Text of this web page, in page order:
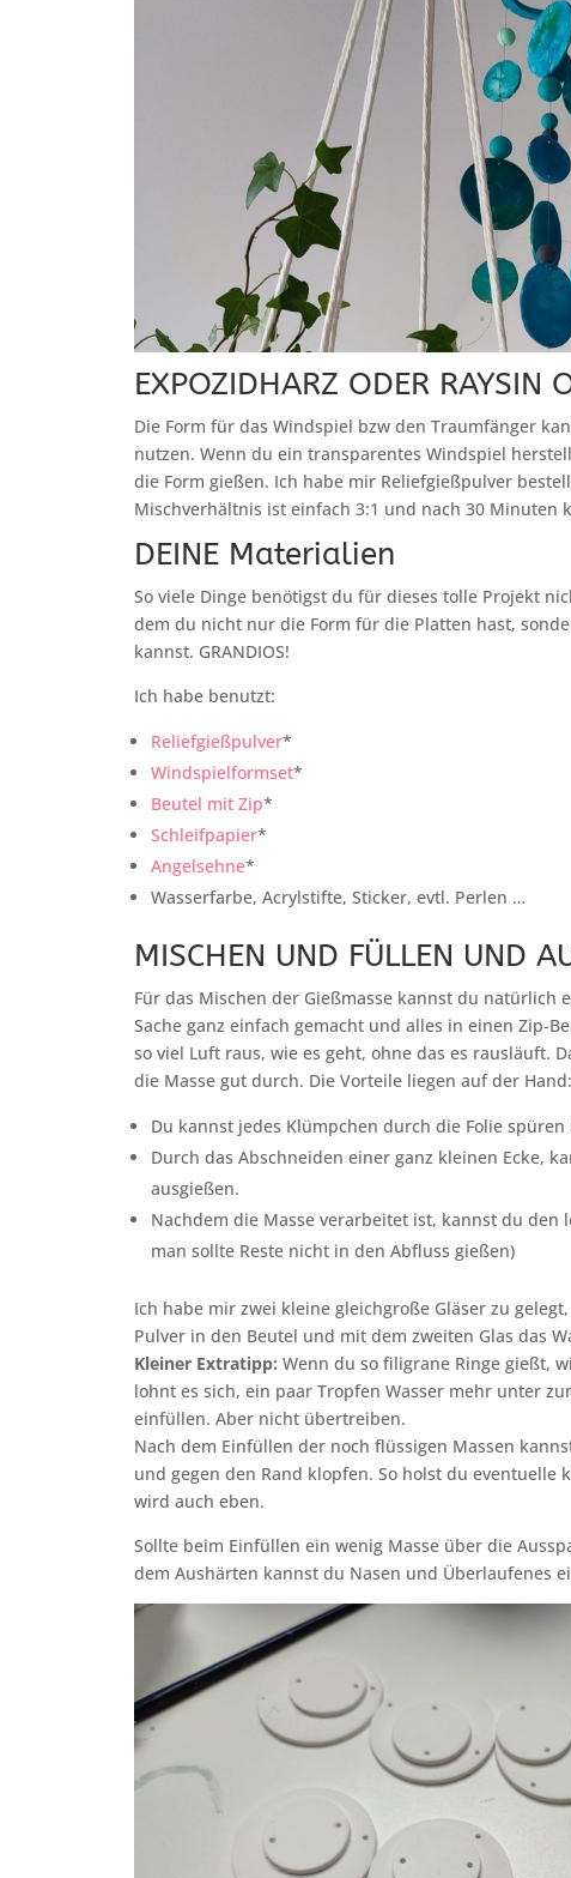
EXPOZIDHARZ ODER RAYSIN
Die Form für das Windspiel bzw den Traumfänger
nutzen. Wenn du ein transparentes Windspiel
die Form gießen. Ich habe mir Reliefgießpulver
Mischverhältnis ist einfach 3:1 und nach 30
DEINE Materialien
So viele Dinge benötigst du für dieses tolle Projekt
dem du nicht nur die Form für die Platten hast,
kannst. GRANDIOS!
Ich habe benutzt:
Reliefgießpulver*
Windspielformset*
Beutel mit Zip*
Schleifpapier*
Angelsehne*
Wasserfarbe, Acrylstifte, Sticker, evtl. Perlen …
MISCHEN UND FÜLLEN UND
Für das Mischen der Gießmasse kannst du natürlich
Sache ganz einfach gemacht und alles in einen Zip-
so viel Luft raus, wie es geht, ohne das es rausläuft.
die Masse gut durch. Die Vorteile liegen auf der Hand:
Du kannst jedes Klümpchen durch die Folie
Durch das Abschneiden einer ganz kleinen Ecke,
ausgießen.
Nachdem die Masse verarbeitet ist, kannst du den
man sollte Reste nicht in den Abfluss gießen)
Ich habe mir zwei kleine gleichgroße Gläser zu
Pulver in den Beutel und mit dem zweiten Glas das
Kleiner Extratipp: Wenn du so filigrane Ringe gießt,
lohnt es sich, ein paar Tropfen Wasser mehr unter
einfüllen. Aber nicht übertreiben.
Nach dem Einfüllen der noch flüssigen Massen
und gegen den Rand klopfen. So holst du eventuelle
wird auch eben.
Sollte beim Einfüllen ein wenig Masse über die
dem Aushärten kannst du Nasen und Überlaufenes